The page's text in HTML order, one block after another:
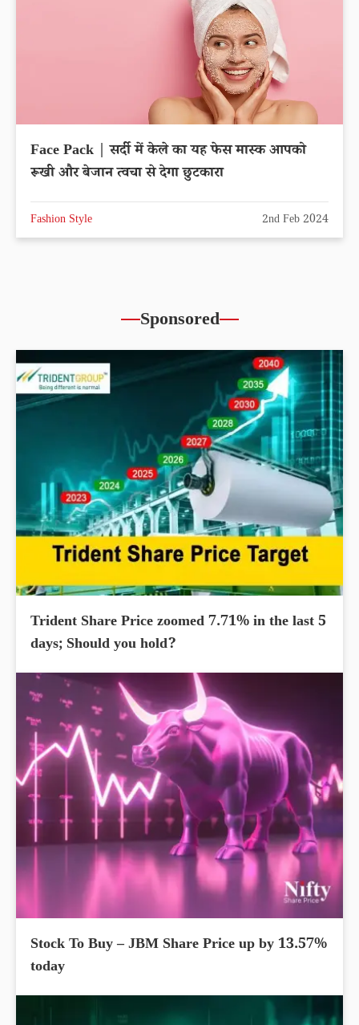
Face Pack | सर्दी में केले का यह फेस मास्क आपको
रूखी और बेजान त्वचा से देगा छुटकारा
Fashion Style 2nd Feb 2024
Sponsored
Trident Share Price zoomed 7.71% in the last 5
days; Should you hold?
Stock To Buy – JBM Share Price up by 13.57%
today